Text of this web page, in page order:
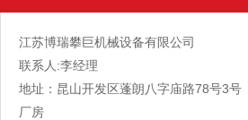
江苏博瑞攀巨机械设备有限公司
联系人:李经理
地址：昆山开发区蓬朗八字庙路78号3号
厂房